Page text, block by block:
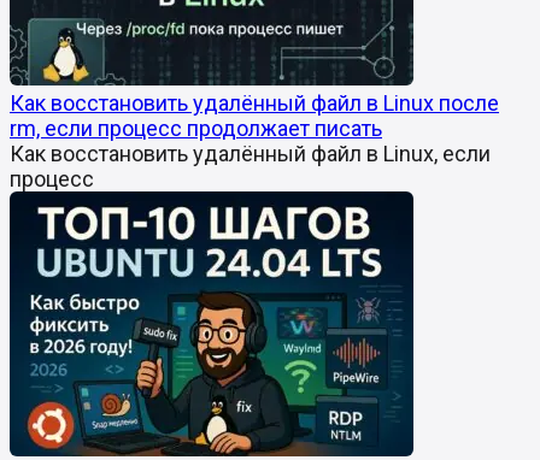
Как восстановить удалённый файл в Linux после
rm, если процесс продолжает писать
Как восстановить удалённый файл в Linux, если
процесс